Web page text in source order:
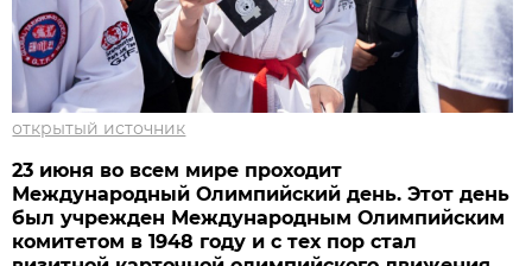
открытый источник
23 июня во всем мире проходит
Международный Олимпийский день. Этот день
был учрежден Международным Олимпийским
комитетом в 1948 году и с тех пор стал